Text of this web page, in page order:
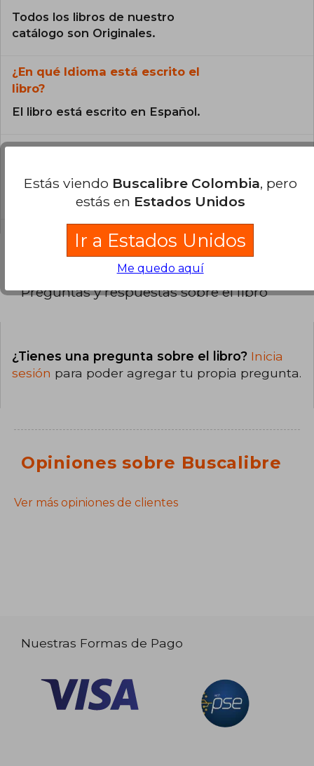
Todos los libros de nuestro
catálogo son Originales.
¿En qué Idioma está escrito el
libro?
El libro está escrito en Español.
La encuadernación de esta edición es Tapa
Preguntas y respuestas sobre el libro
¿Tienes una pregunta sobre el libro? Inicia
sesión para poder agregar tu propia pregunta.
Opiniones sobre Buscalibre
Ver más opiniones de clientes
Nuestras Formas de Pago
Estás viendo Buscalibre Colombia, pero
estás en Estados Unidos
Ir a Estados Unidos
Me quedo aquí